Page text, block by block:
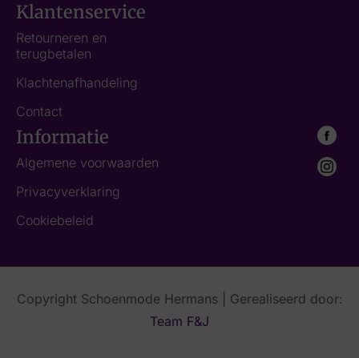
Klantenservice
Retourneren en
terugbetalen
Klachtenafhandeling
Contact
Informatie
Algemene voorwaarden
Privacyverklaring
Cookiebeleid
Copyright Schoenmode Hermans | Gerealiseerd door:
Team F&J